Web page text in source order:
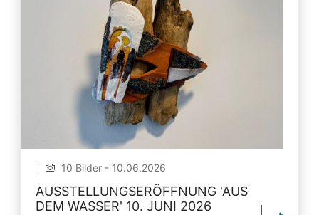
10 Bilder - 10.06.2026
AUSSTELLUNGSERÖFFNUNG 'AUS
DEM WASSER' 10. JUNI 2026